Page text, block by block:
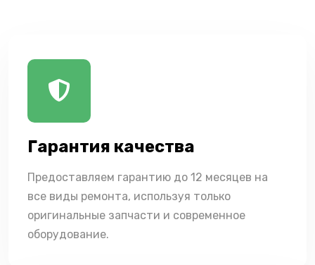
Гарантия качества
Предоставляем гарантию до 12 месяцев на
все виды ремонта, используя только
оригинальные запчасти и современное
оборудование.